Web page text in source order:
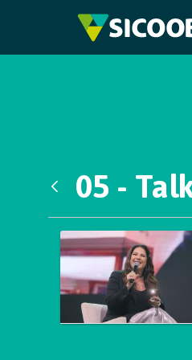
Pular para o Conteúdo principal
05 -
Galeria de Mídias